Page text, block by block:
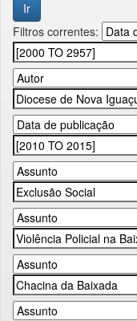
Filtros correntes: